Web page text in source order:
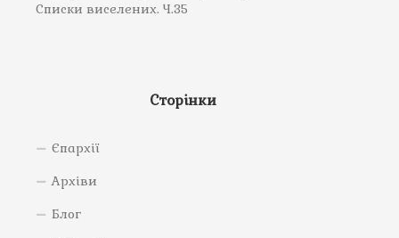
Списки виселених. Ч.35
Сторінки
Єпархії
Архіви
Блог